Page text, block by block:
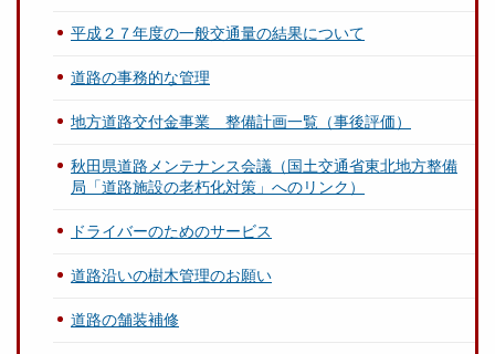
平成２７年度の一般交通量の結果について
道路の事務的な管理
地方道路交付金事業 整備計画一覧（事後評価）
秋田県道路メンテナンス会議（国土交通省東北地方整備
局「道路施設の老朽化対策」へのリンク）
ドライバーのためのサービス
道路沿いの樹木管理のお願い
道路の舗装補修